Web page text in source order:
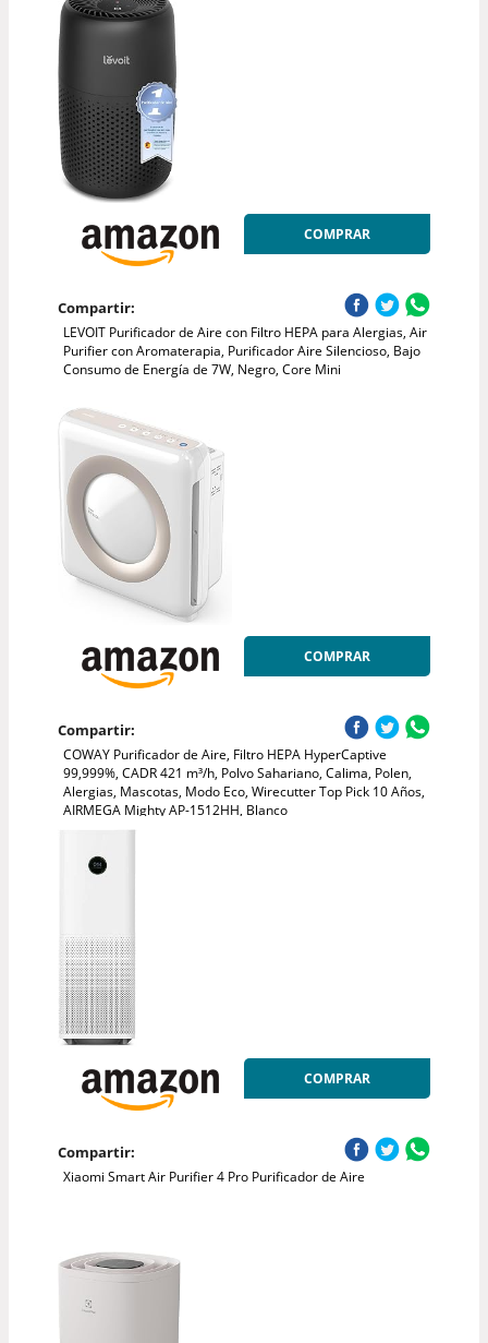
COMPRAR
Compartir:
LEVOIT Purificador de Aire con Filtro HEPA para Alergias, Air
Purifier con Aromaterapia, Purificador Aire Silencioso, Bajo
Consumo de Energía de 7W, Negro, Core Mini
COMPRAR
Compartir:
COWAY Purificador de Aire, Filtro HEPA HyperCaptive
99,999%, CADR 421 m³/h, Polvo Sahariano, Calima, Polen,
Alergias, Mascotas, Modo Eco, Wirecutter Top Pick 10 Años,
AIRMEGA Mighty AP-1512HH, Blanco
COMPRAR
Compartir:
Xiaomi Smart Air Purifier 4 Pro Purificador de Aire